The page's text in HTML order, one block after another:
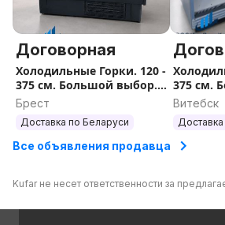
Договорная
Холодильные Горки. 120 -
375 см. Большой выбор.
Доставка.
Брест
Доставка по Беларуси
375 см.
Доставка.
Витебск
Все объявления продавца
Kufar не несет ответственности за